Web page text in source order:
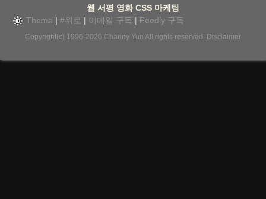
웹 서평 영화 CSS 마케팅
Theme | #위로 | 이메일 구독 | Feedly 구독
Copyright(c) 1996-2026 Channy Yun All rights reserved. Disclaimer